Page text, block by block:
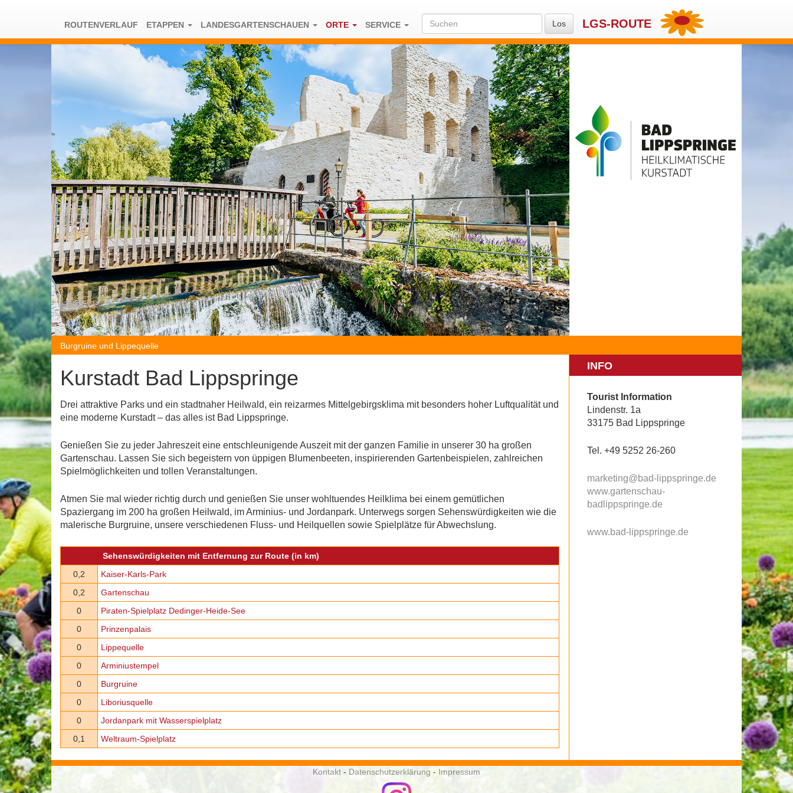
ROUTENVERLAUF ETAPPEN LANDESGARTENSCHAUEN ORTE SERVICE Los LGS-ROUTE
Burgruine und Lippequelle
Kurstadt Bad Lippspringe
Drei attraktive Parks und ein stadtnaher Heilwald, ein reizarmes Mittelgebirgsklima mit besonders hoher Luftqualität und
eine moderne Kurstadt – das alles ist Bad Lippspringe.
Genießen Sie zu jeder Jahreszeit eine entschleunigende Auszeit mit der ganzen Familie in unserer 30 ha großen
Gartenschau. Lassen Sie sich begeistern von üppigen Blumenbeeten, inspirierenden Gartenbeispielen, zahlreichen
Spielmöglichkeiten und tollen Veranstaltungen.
Atmen Sie mal wieder richtig durch und genießen Sie unser wohltuendes Heilklima bei einem gemütlichen
Spaziergang im 200 ha großen Heilwald, im Arminius- und Jordanpark. Unterwegs sorgen Sehenswürdigkeiten wie die
malerische Burgruine, unsere verschiedenen Fluss- und Heilquellen sowie Spielplätze für Abwechslung.
Sehenswürdigkeiten mit Entfernung zur Route (in km)
0,2
Kaiser-Karls-Park
0,2
Gartenschau
0
Piraten-Spielplatz Dedinger-Heide-See
0
Prinzenpalais
0
Lippequelle
0
Arminiustempel
0
Burgruine
0
Liboriusquelle
0
Jordanpark mit Wasserspielplatz
0,1
Weltraum-Spielplatz
INFO
Tourist Information
Lindenstr. 1a
33175 Bad Lippspringe
Tel. +49 5252 26-260
marketing@bad-lippspringe.de
www.gartenschau-
badlippspringe.de
www.bad-lippspringe.de
Kontakt - Datenschutzerklärung - Impressum